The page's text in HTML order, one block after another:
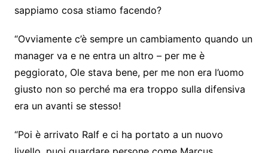
sappiamo cosa stiamo facendo?
“Ovviamente c’è sempre un cambiamento quando un
manager va e ne entra un altro – per me è
peggiorato, Ole stava bene, per me non era l’uomo
giusto non so perché ma era troppo sulla difensiva
era un avanti se stesso!
“Poi è arrivato Ralf e ci ha portato a un nuovo